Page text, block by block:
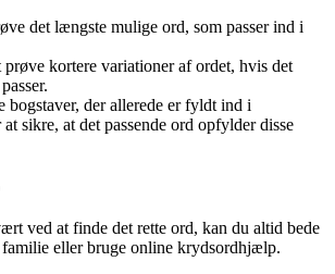
det længste mulige ord, som passer ind i
kortere variationer af ordet, hvis det
bogstaver, der allerede er fyldt ind i
sikre, at det passende ord opfylder disse
ved at finde det rette ord, kan du altid bede
eller bruge online krydsordhjælp.